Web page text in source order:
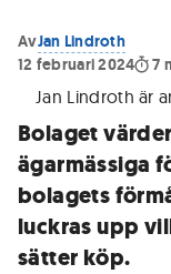
AvJan Lindroth
12 februari 2024
7
Jan Lindroth är
Bolaget
ägarmässiga
bolagets
luckras upp
sätter köp.